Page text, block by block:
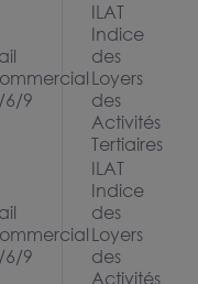
6/9
ILAT
Indice
des
Loyers
des
Activités
Tertiaires
6/9
ILAT
Indice
des
Loyers
des
Activités